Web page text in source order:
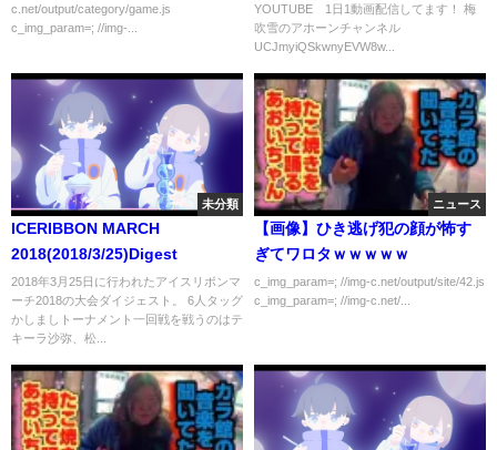
c.net/output/category/game.js
c_img_param=; //img-...
YOUTUBE 1日1動画配信してます！ 梅
吹雪のアホーンチャンネル
UCJmyiQSkwnyEVW8w...
未分類
ICERIBBON MARCH
2018(2018/3/25)Digest
2018年3月25日に行われたアイスリボンマ
ーチ2018の大会ダイジェスト。 6人タッグ
かしましトーナメント一回戦を戦うのはテ
キーラ沙弥、松...
ニュース
【画像】ひき逃げ犯の顔が怖す
ぎてワロタｗｗｗｗｗ
c_img_param=; //img-c.net/output/site/42.js
c_img_param=; //img-c.net/...